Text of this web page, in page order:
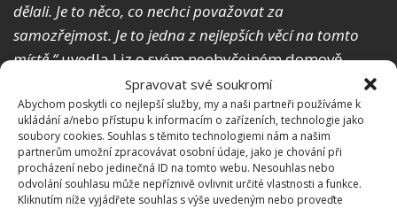
Spravovat své soukromí
Abychom poskytli co nejlepší služby, my a naši partneři používáme k
ukládání a/nebo přístupu k informacím o zařízeních, technologie jako
soubory cookies. Souhlas s těmito technologiemi nám a našim
partnerům umožní zpracovávat osobní údaje, jako je chování při
procházení nebo jedinečná ID na tomto webu. Nesouhlas nebo
odvolání souhlasu může nepříznivě ovlivnit určité vlastnosti a funkce.
Kliknutím níže vyjádřete souhlas s výše uvedeným nebo proveďte
dělali. Je to něco, co nechci považovat za
samozřejmost. Je to jedna z nejlepších věcí na tomto
místě,“uvedla Liz o svém neobyčejném domově.
Bydlet se dá skutečně všude, pokud máte pár
šikovných rukou, peníze a fantazii. Důkazem toho je i
přestavěný protiatomový bunkr, který se jako
zázrakem změnil v kouzelný domov, jak jsem na
BydlímeÚtulně psali již dříve.